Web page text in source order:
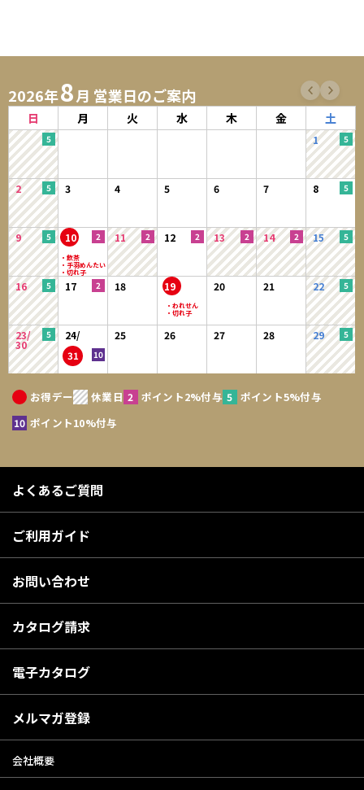
2026年8月 営業日のご案内
日 月 火 水 木 金 土
1
2 3 4 5 6 7 8
9 10 11 12 13 14 15
16 17 18 19 20 21 22
23/
30
24/
31
25 26 27 28 29
お得デー 休業日 ポイント2%付与
ポイント5%付与
ポイント10%付与
よくあるご質問
ご利用ガイド
お問い合わせ
カタログ請求
電子カタログ
メルマガ登録
会社概要